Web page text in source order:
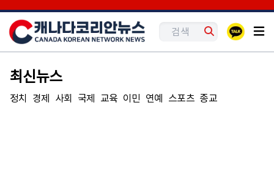
최신뉴스
정치 경제 사회 국제 교육 이민 연예 스포츠 종교